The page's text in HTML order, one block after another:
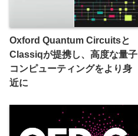
Oxford Quantum Circuitsと
Classiqが提携し、高度な量子
コンピューティングをより身
近に